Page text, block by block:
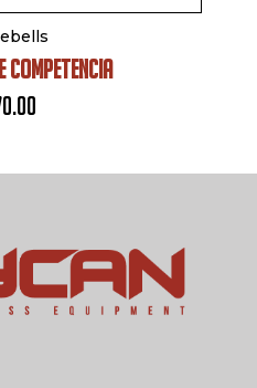
COMPETENCIA